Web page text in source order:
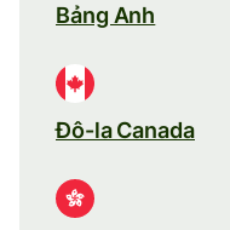
Bảng Anh
Đô-la Canada